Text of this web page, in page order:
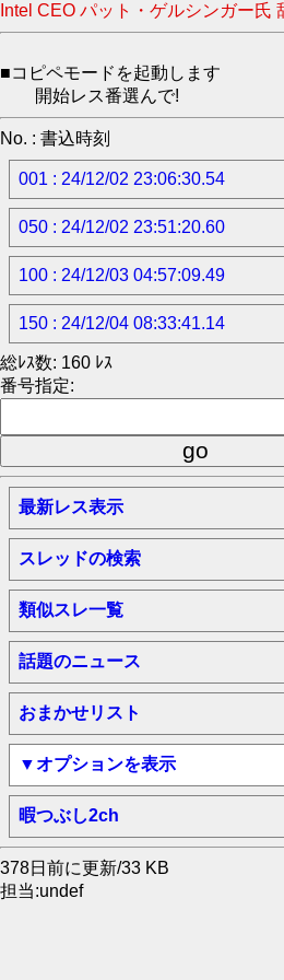
Intel CEO パット・ゲルシンガー氏
■コピペモードを起動します
開始レス番選んで!
No. : 書込時刻
001 : 24/12/02 23:06:30.54
050 : 24/12/02 23:51:20.60
100 : 24/12/03 04:57:09.49
150 : 24/12/04 08:33:41.14
総ﾚｽ数: 160 ﾚｽ
番号指定:
最新レス表示
スレッドの検索
類似スレ一覧
話題のニュース
おまかせリスト
▼オプションを表示
暇つぶし2ch
378日前に更新/33 KB
担当:undef